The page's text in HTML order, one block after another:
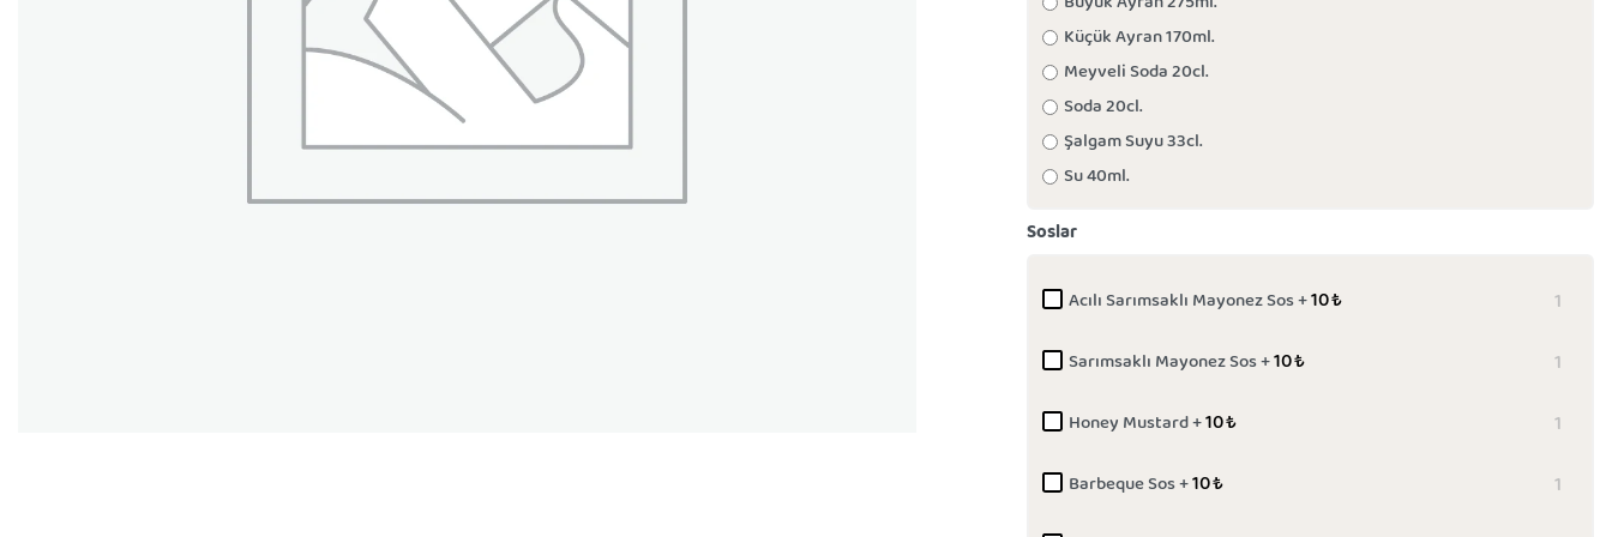
Küçük Ayran 170ml.
Meyveli Soda 20cl.
Soda 20cl.
Şalgam Suyu 33cl.
Su 40ml.
Soslar
Acılı Sarımsaklı Mayonez Sos +10₺
Sarımsaklı Mayonez Sos +10₺
Honey Mustard +10₺
Barbeque Sos +10₺